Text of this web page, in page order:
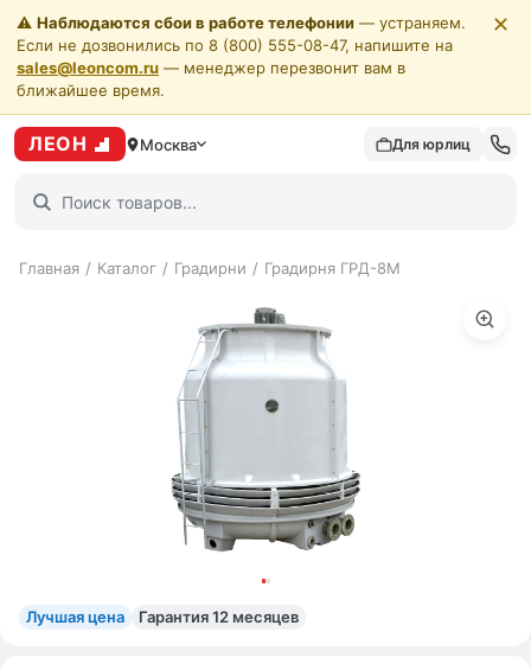
⚠️ Наблюдаются сбои в работе телефонии — устраняем.
Если не дозвонились по 8 (800) 555-08-47, напишите на
sales@leoncom.ru — менеджер перезвонит вам в
ближайшее время.
✕
ЛЕОН Москва Для юрлиц
Главная / Каталог / Градирни / Градирня ГРД-8М
Лучшая цена Гарантия 12 месяцев